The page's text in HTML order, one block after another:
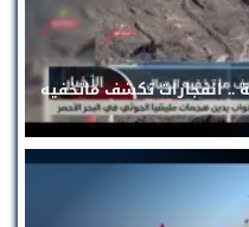
.. انفجارات تكشف ماتخفيه